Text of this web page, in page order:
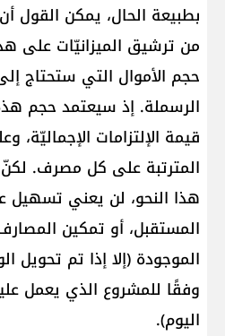
بطبيعة الحال، يمكن القول
من ترشيق الميزانيّات على
حجم الأموال التي ستحتاج
الرسملة. إذ سيعتمد حجم
قيمة الإلتزامات الإجماليّة،
المترتبة على كل مصرف.
هذا النحو، لن يعني تسهيل
المستقبل، أو تمكين
الموجودة (إلا إذا تم تحويل
وفقًا للمشروع الذي يعمل
اليوم).